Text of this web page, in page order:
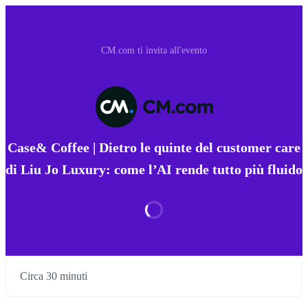
CM.com ti invita all'evento
Case& Coffee | Dietro le quinte del customer care
di Liu Jo Luxury: come l’AI rende tutto più fluido
Circa 30 minuti